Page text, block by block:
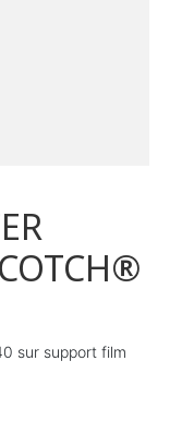
sur support film